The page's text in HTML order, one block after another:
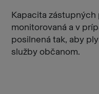
Kapacita
monitorovaná a v
posilnená tak, aby
služby občanom.